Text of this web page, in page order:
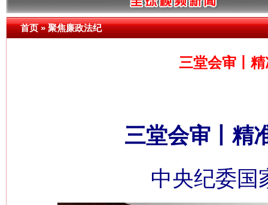
首页»聚焦廉政法纪
三堂会审丨
三堂会审丨精
中央纪委国